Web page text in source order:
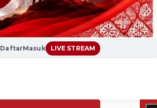
DaftarMasuk LIVE STREAM